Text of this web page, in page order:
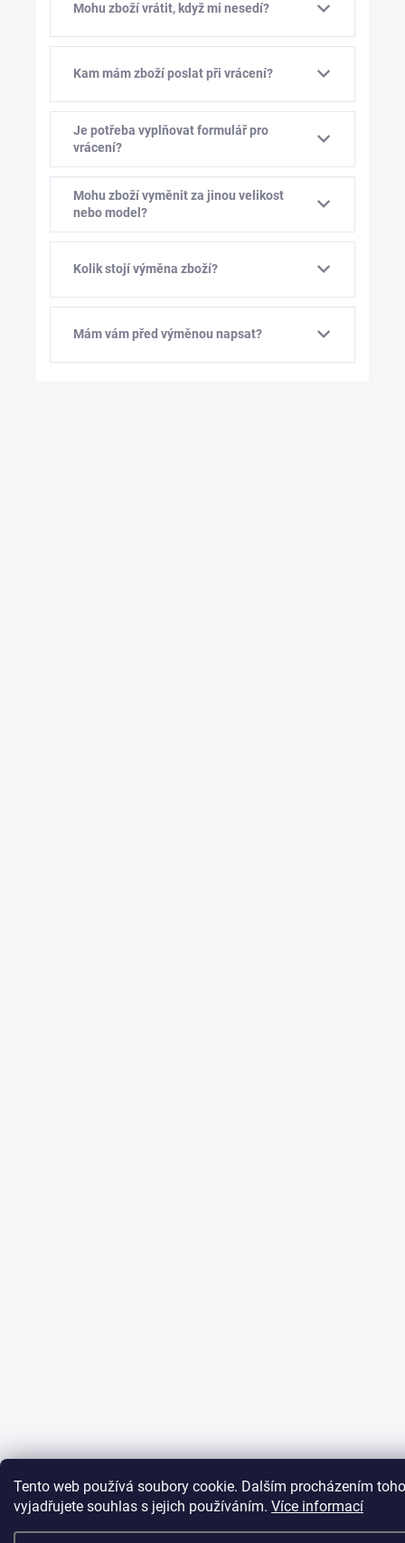
Tento web používá soubory cookie. Dalším procházením
vyjadřujete souhlas s jejich používáním. Více informací
Mohu zboží vrátit, když mi nesedí?
Kam mám zboží poslat při vrácení?
Je potřeba vyplňovat formulář pro
vrácení?
Mohu zboží vyměnit za jinou velikost
nebo model?
Kolik stojí výměna zboží?
Mám vám před výměnou napsat?